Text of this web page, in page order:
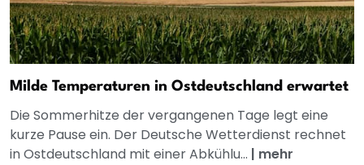
Milde Temperaturen in Ostdeutschland erwartet
Die Sommerhitze der vergangenen Tage legt eine
kurze Pause ein. Der Deutsche Wetterdienst rechnet
in Ostdeutschland mit einer Abkühlu... | mehr